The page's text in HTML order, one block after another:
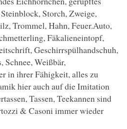
Storch, Zweige,
Trommel, Hahn, Feuer.Auto,
Fäkalieneintopf,
Geschirrspülhandschuh,
Schnee, Weißbär,
in ihrer Fähigkeit, alles zu
hier auch auf die Imitation
Tassen, Teekannen sind
& Casoni immer wieder